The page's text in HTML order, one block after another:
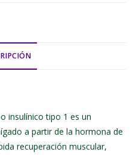
insulínico tipo 1 es un
a partir de la hormona de
recuperación muscular,